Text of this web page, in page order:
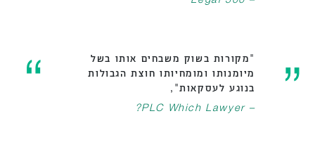
"מקורות בשוק משבחים אותו בשל
מיומנותו ומומחיותו חוצת הגבולות
בנוגע לעסקאות",
– PLC Which Lawyer?